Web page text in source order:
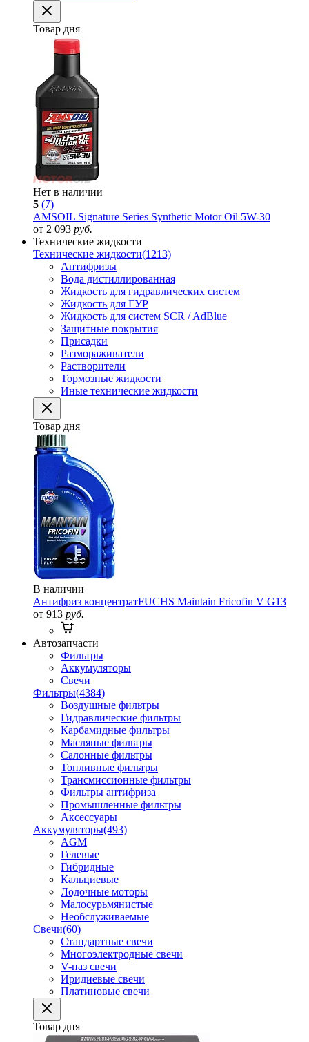
Товар дня
Нет в наличии
5 (7)
AMSOIL Signature Series Synthetic Motor Oil 5W-30
от 2 093 руб.
Технические жидкости
Технические жидкости(1213)
Антифризы
Вода дистиллированная
Жидкость для гидравлических систем
Жидкость для ГУР
Жидкость для систем SCR / AdBlue
Защитные покрытия
Присадки
Размораживатели
Растворители
Тормозные жидкости
Иные технические жидкости
Товар дня
В наличии
Антифриз концентратFUCHS Maintain Fricofin V G13
от 913 руб.
Автозапчасти
Фильтры
Аккумуляторы
Свечи
Фильтры(4384)
Воздушные фильтры
Гидравлические фильтры
Карбамидные фильтры
Масляные фильтры
Салонные фильтры
Топливные фильтры
Трансмиссионные фильтры
Фильтры антифриза
Промышленные фильтры
Аксессуары
Аккумуляторы(493)
AGM
Гелевые
Гибридные
Кальциевые
Лодочные моторы
Малосурьмянистые
Необслуживаемые
Свечи(60)
Стандартные свечи
Многоэлектродные свечи
V-паз свечи
Иридиевые свечи
Платиновые свечи
Товар дня